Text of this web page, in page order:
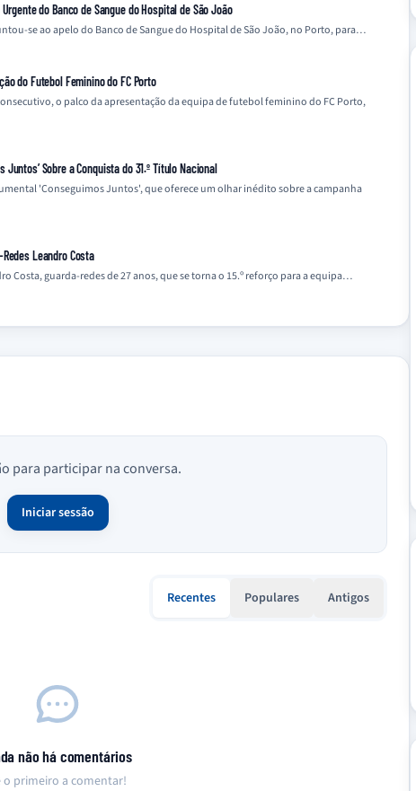
do Banco de Sangue do Hospital de São João
se ao apelo do Banco de Sangue do Hospital de São João, no Porto, para…
do Futebol Feminino do FC Porto
o palco da apresentação da equipa de futebol feminino do FC Porto,
Juntos’ Sobre a Conquista do 31.º Título Nacional
'Conseguimos Juntos', que oferece um olhar inédito sobre a campanha
Leandro Costa
Costa, guarda-redes de 27 anos, que se torna o 15.º reforço para a equipa…
para participar na conversa.
Iniciar sessão
Recentes Populares Antigos
não há comentários
o primeiro a comentar!